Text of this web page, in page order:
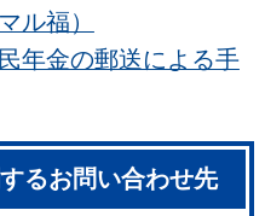
ル福）
年金の郵送による手
るお問い合わせ先